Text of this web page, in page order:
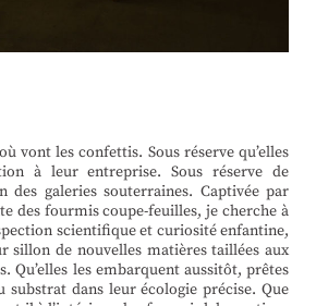
vont les confettis. Sous réserve qu’elles
à leur entreprise. Sous réserve de
des galeries souterraines. Captivée par
des fourmis coupe-feuilles, je cherche à
scientifique et curiosité enfantine,
sillon de nouvelles matières taillées aux
Qu’elles les embarquent aussitôt, prêtes
substrat dans leur écologie précise. Que